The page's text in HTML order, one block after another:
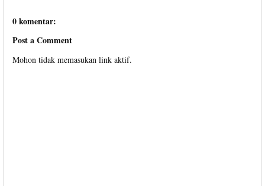
0 komentar:
Post a Comment
Mohon tidak memasukan link aktif.